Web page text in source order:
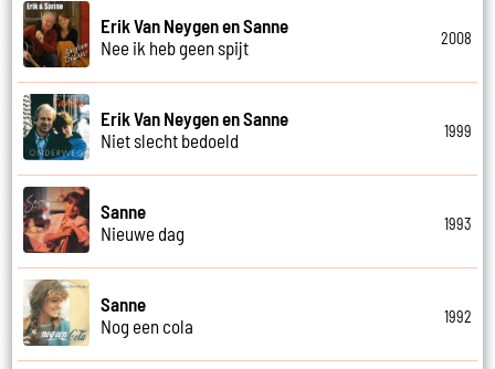
Erik Van Neygen en Sanne
Nee ik heb geen spijt
2008
Erik Van Neygen en Sanne
Niet slecht bedoeld
1999
Sanne
Nieuwe dag
1993
Sanne
Nog een cola
1992